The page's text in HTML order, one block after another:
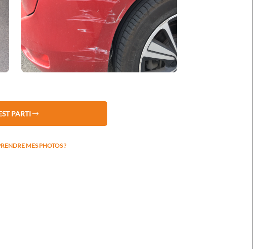
L'IMMATRICULATION
PARTI
MES PHOTOS ?